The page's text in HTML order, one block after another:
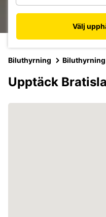
Välj
Biluthyrning Biluthyrning
Upptäck